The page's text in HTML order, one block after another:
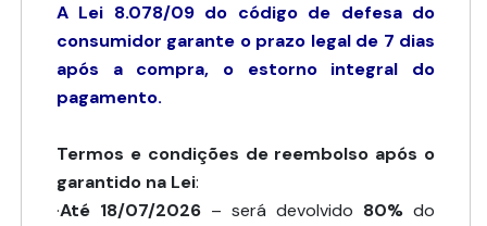
A Lei 8.078/09 do código de defesa do
consumidor garante o prazo legal de 7 dias
após a compra, o estorno integral do
pagamento.
Termos e condições de reembolso após o
garantido na Lei:
·Até 18/07/2026 – será devolvido 80% do